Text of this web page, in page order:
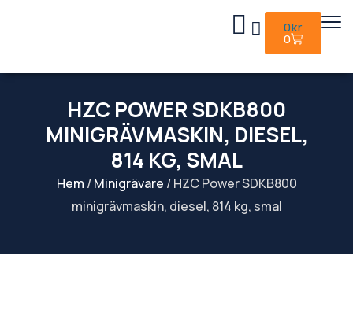
0kr
0
HZC POWER SDKB800
MINIGRÄVMASKIN, DIESEL,
814 KG, SMAL
Hem /Minigrävare / HZC Power SDKB800
minigrävmaskin, diesel, 814 kg, smal